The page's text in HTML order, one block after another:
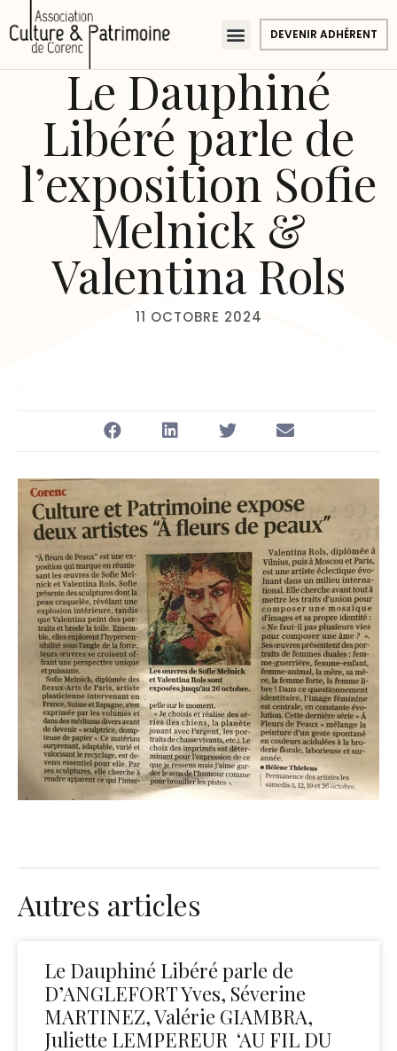
DEVENIR ADHÉRENT
Le Dauphiné
Libéré parle de
l’exposition Sofie
Melnick &
Valentina Rols
11 OCTOBRE 2024
Autres articles
Le Dauphiné Libéré parle de
D’ANGLEFORT Yves, Séverine
MARTINEZ, Valérie GIAMBRA,
Juliette LEMPEREUR ​ ‘AU FIL DU